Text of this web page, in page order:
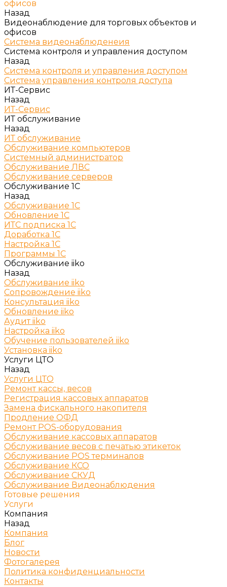
офисов
Назад
Видеонаблюдение для торговых объектов и
офисов
Система видеонаблюденеия
Система контроля и управления доступом
Назад
Система контроля и управления доступом
Система управления контроля доступа
ИТ-Сервис
Назад
ИТ-Сервис
ИТ обслуживание
Назад
ИТ обслуживание
Обслуживание компьютеров
Системный администратор
Обслуживание ЛВС
Обслуживание серверов
Обслуживание 1С
Назад
Обслуживание 1С
Обновление 1С
ИТС подписка 1С
Доработка 1С
Настройка 1С
Программы 1С
Обслуживание iiko
Назад
Обслуживание iiko
Сопровождение iiko
Консультация iiko
Обновление iiko
Аудит iiko
Настройка iiko
Обучение пользователей iiko
Установка iiko
Услуги ЦТО
Назад
Услуги ЦТО
Ремонт кассы, весов
Регистрация кассовых аппаратов
Замена фискального накопителя
Продление ОФД
Ремонт POS-оборудования
Обслуживание кассовых аппаратов
Обслуживание весов с печатью этикеток
Обслуживание POS терминалов
Обслуживание КСО
Обслуживание СКУД
Обслуживание Видеонаблюдения
Готовые решения
Услуги
Компания
Назад
Компания
Блог
Новости
Фотогалерея
Политика конфиденциальности
Контакты